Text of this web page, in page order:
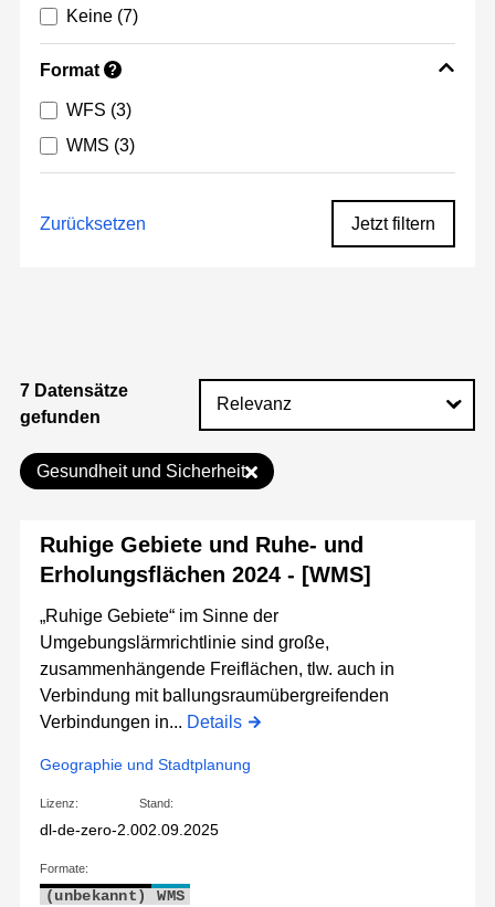
Keine (7)
Format ?
WFS (3)
WMS (3)
Zurücksetzen Jetzt filtern
7 Datensätze
gefunden
Gesundheit und Sicherheit
Ruhige Gebiete und Ruhe- und
Erholungsflächen 2024 - [WMS]
„Ruhige Gebiete“ im Sinne der
Umgebungslärmrichtlinie sind große,
zusammenhängende Freiflächen, tlw. auch in
Verbindung mit ballungsraumübergreifenden
Verbindungen in... Details
Geographie und Stadtplanung
Lizenz:
dl-de-zero-2.0
Stand:
02.09.2025
Formate:
(unbekannt) WMS